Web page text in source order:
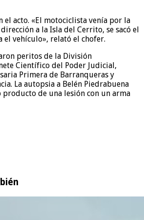
el acto. «El motociclista venía por la
a la Isla del Cerrito, se sacó el
el vehículo», relató el chofer.
peritos de la División
Científico del Poder Judicial,
Primera de Barranqueras y
La autopsia a Belén Piedrabuena
de una lesión con un arma